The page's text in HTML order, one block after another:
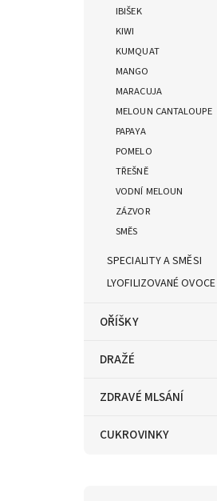
IBIŠEK
KIWI
KUMQUAT
MANGO
MARACUJA
MELOUN CANTALOUPE
PAPAYA
POMELO
TŘEŠNĚ
VODNÍ MELOUN
ZÁZVOR
SMĚS
SPECIALITY A SMĚSI
LYOFILIZOVANÉ OVOCE
OŘÍŠKY
DRAŽÉ
ZDRAVÉ MLSÁNÍ
CUKROVINKY